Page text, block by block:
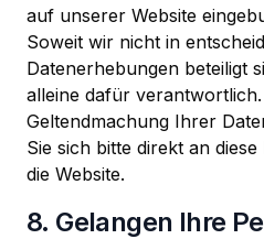
auf unserer Website
Soweit wir nicht in
Datenerhebungen beteiligt
alleine dafür
Geltendmachung Ihrer
Sie sich bitte direkt an
die Website.
8. Gelangen Ihre